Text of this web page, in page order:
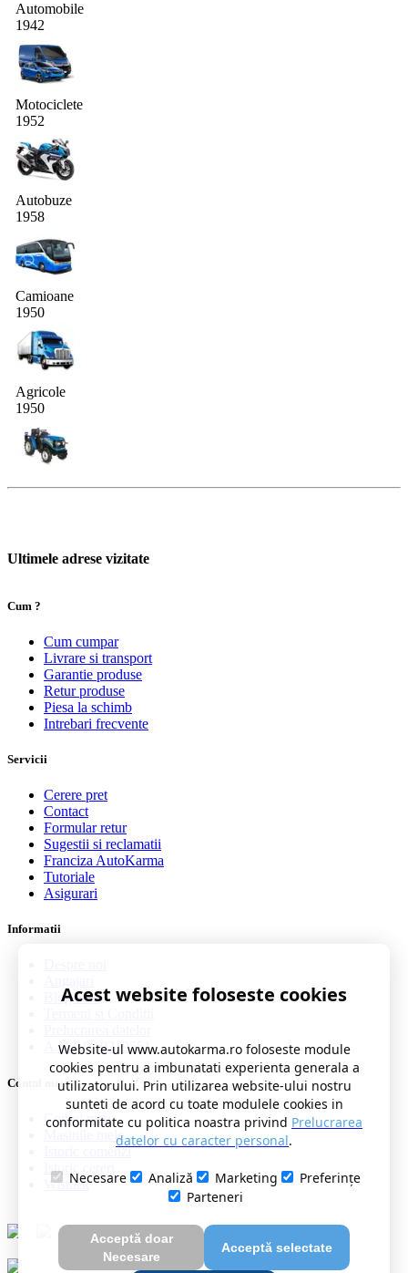
Automobile
1942
Motociclete
1952
Autobuze
1958
Camioane
1950
Agricole
1950
Ultimele adrese vizitate
Cum ?
Cum cumpar
Livrare si transport
Garantie produse
Retur produse
Piesa la schimb
Intrebari frecvente
Servicii
Cerere pret
Contact
Formular retur
Sugestii si reclamatii
Franciza AutoKarma
Tutoriale
Asigurari
Informatii
Blog auto
A.N.P.C. 0219551
Contul meu
Contul meu
Masinile mele
Istoric comenzi
Istoric cereri
Wishlist
Acest website foloseste cookies
Website-ul www.autokarma.ro foloseste module
cookies pentru a imbunatati experienta generala a
utilizatorului. Prin utilizarea website-ului nostru
sunteti de acord cu toate modulele cookies in
conformitate cu politica noastra privind Prelucrarea
datelor cu caracter personal.
Necesare Analiză Marketing
Preferințe
Parteneri
Acceptă doar
Necesare
Acceptă selectate